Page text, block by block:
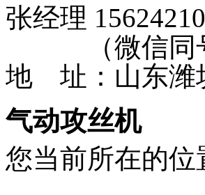
张经理
（微信同
地 址：山东潍
气动攻丝机
您当前所在的位